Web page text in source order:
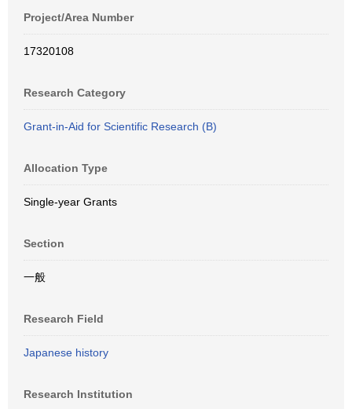
Project/Area Number
17320108
Research Category
Grant-in-Aid for Scientific Research (B)
Allocation Type
Single-year Grants
Section
一般
Research Field
Japanese history
Research Institution